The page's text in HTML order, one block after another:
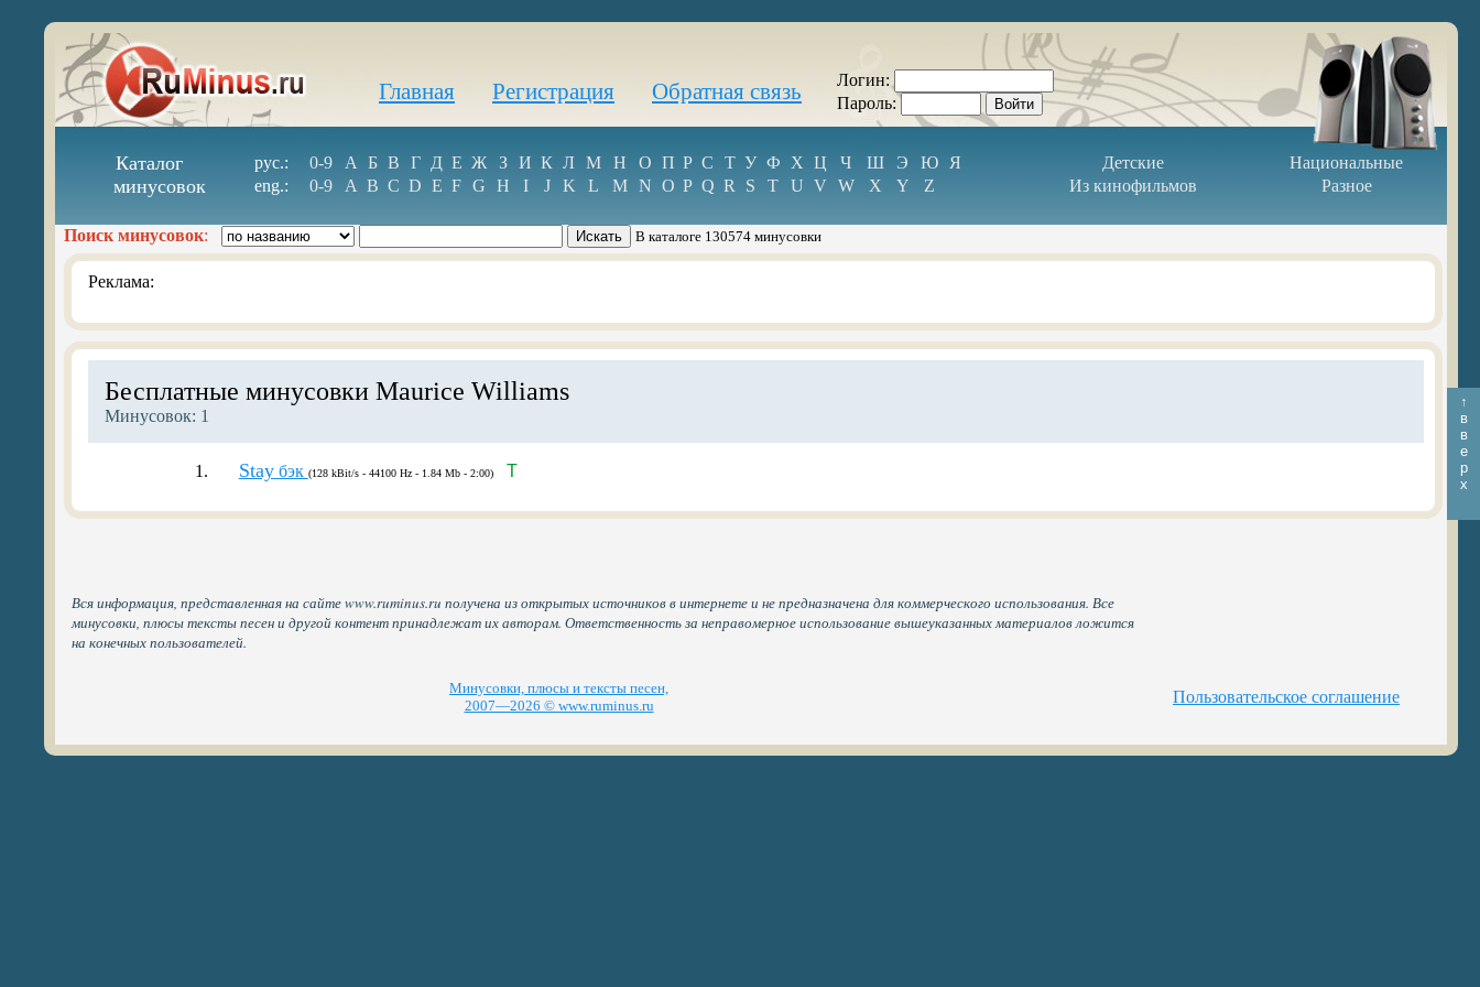
Главная Регистрация Обратная связь
Логин:
Пароль:
Каталог
минусовок
рус.: 0-9 А Б В Г Д Е Ж З И К Л М Н О П Р С Т У Ф Х Ц Ч Ш Э Ю Я Детские
Национальные
eng.:
0-9 A B C D E F G H I J K L M N O P Q R S T U V W X Y Z Из кинофильмов Разное
Поиск минусовок: В каталоге 130574 минусовки
Реклама:
Бесплатные минусовки Maurice Williams
Минусовок: 1
1. Stayбэк (128 kBit/s - 44100 Hz - 1.84 Mb - 2:00) T
Вся информация, представленная на сайте www.ruminus.ru получена из открытых источников в интернете и не предназначена для коммерческого использования. Все
минусовки, плюсы тексты песен и другой контент принадлежат их авторам. Ответственность за неправомерное использование вышеуказанных материалов ложится
на конечных пользователей.
Минусовки, плюсы и тексты песен,
2007—2026 © www.ruminus.ru
Пользовательское соглашение
↑
в
в
е
р
х